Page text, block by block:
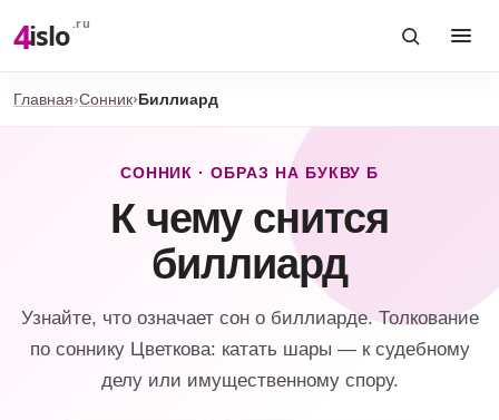
4islo .ru
Главная Сонник Биллиард
СОННИК · ОБРАЗ НА БУКВУ Б
К чему снится
биллиард
Узнайте, что означает сон о биллиарде. Толкование
по соннику Цветкова: катать шары — к судебному
делу или имущественному спору.